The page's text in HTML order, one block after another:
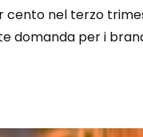
cento nel terzo
domanda per i